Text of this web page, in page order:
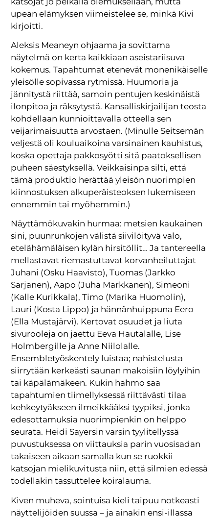
upean elämyksen viimeistelee se, minkä Kivi
kirjoitti.
Aleksis Meaneyn ohjaama ja sovittama
näytelmä on kerta kaikkiaan aseistariisuva
kokemus. Tapahtumat etenevät monenikäiselle
yleisölle sopivassa rytmissä. Huumoria ja
jännitystä riittää, samoin pentujen keskinäistä
ilonpitoa ja räksytystä. Kansalliskirjailijan teosta
kohdellaan kunnioittavalla otteella sen
veijarimaisuutta arvostaen. (Minulle Seitsemän
veljestä oli kouluaikoina varsinainen kauhistus,
koska opettaja pakkosyötti sitä paatoksellisen
puheen säestyksellä. Veikkaisinpa silti, että
tämä produktio herättää yleisön nuorimpien
kiinnostuksen alkuperäisteoksen lukemiseen
ennemmin tai myöhemmin.)
Näyttämökuvakin hurmaa: metsien kaukainen
sini, puunrunkojen välistä siivilöityvä valo,
etelähämäläisen kylän hirsitöllit… Ja tantereella
mellastavat riemastuttavat korvanheiluttajat
Juhani (Osku Haavisto), Tuomas (Jarkko
Sarjanen), Aapo (Juha Markkanen), Simeoni
(Kalle Kurikkala), Timo (Marika Huomolin),
Lauri (Kosta Lippo) ja hännänhuippuna Eero
(Ella Mustajärvi). Kertovat osuudet ja liuta
sivurooleja on jaettu Eeva Hautalalle, Lise
Holmbergille ja Anne Niilolalle.
Ensembletyöskentely luistaa; nahistelusta
siirrytään kerkeästi saunan makoisiin löylyihin
tai käpälämäkeen. Kukin hahmo saa
tapahtumien tiimellyksessä riittävästi tilaa
kehkeytyäkseen ilmeikkääksi tyypiksi, jonka
edesottamuksia nuorimpienkin on helppo
seurata. Heidi Sayersin varsin tyylitellyssä
puvustuksessa on viittauksia parin vuosisadan
takaiseen aikaan samalla kun se ruokkii
katsojan mielikuvitusta niin, että silmien edessä
todellakin tassuttelee koiralauma.
Kiven muheva, sointuisa kieli taipuu notkeasti
näyttelijöiden suussa – ja ainakin ensi-illassa